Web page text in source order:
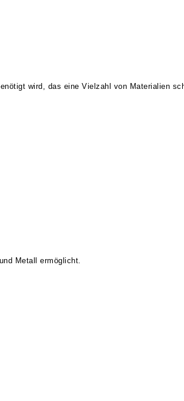
wird, das eine Vielzahl von Materialien
Metall ermöglicht.